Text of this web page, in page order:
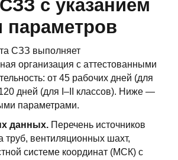
с указанием
параметров
СЗЗ выполняет
организация с аттестованными
от 45 рабочих дней (для
дней (для I–II классов). Ниже —
параметрами.
данных. Перечень источников
труб, вентиляционных шахт,
системе координат (МСК) с